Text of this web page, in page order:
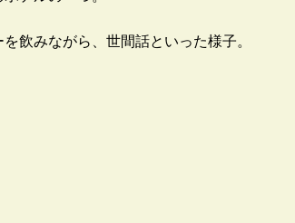
飲みながら、世間話といった様子。